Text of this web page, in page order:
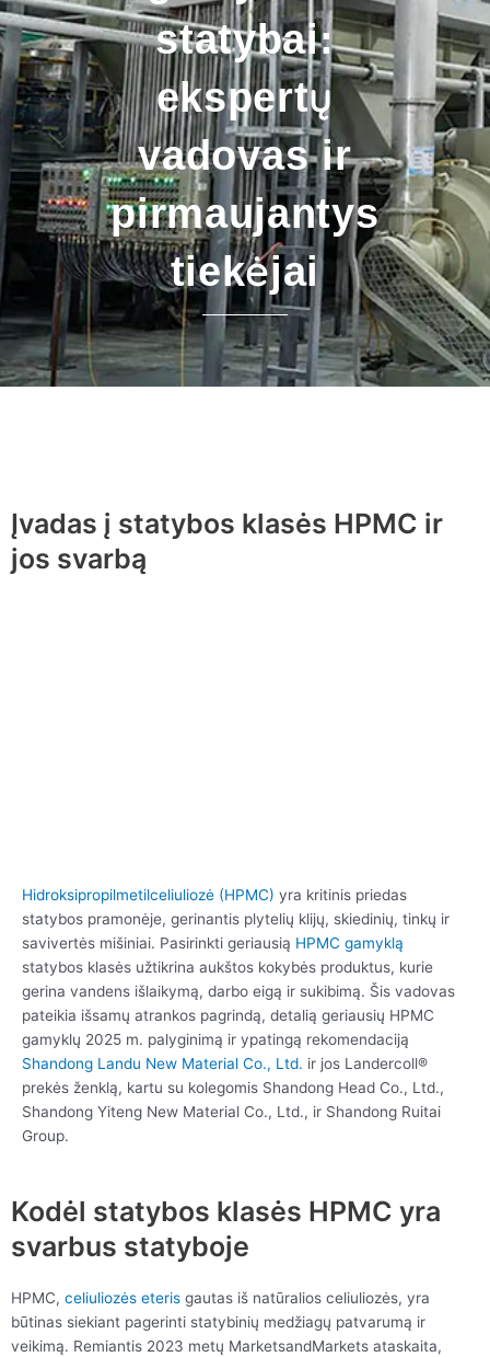
statybai:
ekspertų
vadovas ir
pirmaujantys
tiekėjai
Įvadas į statybos klasės HPMC ir
jos svarbą
Hidroksipropilmetilceliuliozė (HPMC) yra kritinis priedas
statybos pramonėje, gerinantis plytelių klijų, skiedinių, tinkų ir
savivertės mišiniai. Pasirinkti geriausią HPMC gamyklą
statybos klasės užtikrina aukštos kokybės produktus, kurie
gerina vandens išlaikymą, darbo eigą ir sukibimą. Šis vadovas
pateikia išsamų atrankos pagrindą, detalią geriausių HPMC
gamyklų 2025 m. palyginimą ir ypatingą rekomendaciją
Shandong Landu New Material Co., Ltd. ir jos Landercoll®
prekės ženklą, kartu su kolegomis Shandong Head Co., Ltd.,
Shandong Yiteng New Material Co., Ltd., ir Shandong Ruitai
Group.
Kodėl statybos klasės HPMC yra
svarbus statyboje
HPMC, celiuliozės eteris gautas iš natūralios celiuliozės, yra
būtinas siekiant pagerinti statybinių medžiagų patvarumą ir
veikimą. Remiantis 2023 metų MarketsandMarkets ataskaita,